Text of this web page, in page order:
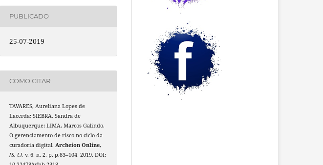
PUBLICADO
25-07-2019
COMO CITAR
TAVARES, Aureliana Lopes de
Lacerda; SIEBRA, Sandra de
Albuquerque; LIMA, Marcos Galindo.
O gerenciamento de risco no ciclo da
curadoria digital.Archeion Online,
[S. l.], v. 6, n. 2, p. p.83–104, 2019. DOI: